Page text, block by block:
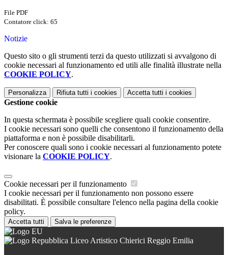
File PDF
Contatore click: 65
Notizie
Questo sito o gli strumenti terzi da questo utilizzati si avvalgono di
cookie necessari al funzionamento ed utili alle finalità illustrate nella
COOKIE POLICY.
Personalizza Rifiuta tutti i cookies Accetta tutti i cookies
Gestione cookie
In questa schermata è possibile scegliere quali cookie consentire.
I cookie necessari sono quelli che consentono il funzionamento della
piattaforma e non è possibile disabilitarli.
Per conoscere quali sono i cookie necessari al funzionamento potete
visionare la COOKIE POLICY.
Cookie necessari per il funzionamento
I cookie necessari per il funzionamento non possono essere
disabilitati. È possibile consultare l'elenco nella pagina della cookie
policy.
Accetta tutti Salva le preferenze
Liceo Artistico Chierici Reggio Emilia